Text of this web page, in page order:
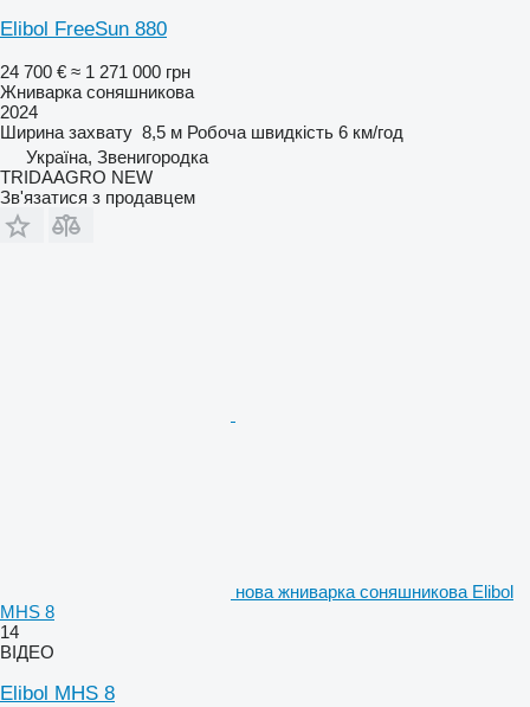
Elibol FreeSun 880
24 700 € ≈ 1 271 000 грн
Жниварка соняшникова
2024
Ширина захвату 8,5 м Робоча швидкість 6 км/год
Україна, Звенигородка
TRIDAAGRO NEW
Зв'язатися з продавцем
нова жниварка соняшникова Elibol
MHS 8
14
ВІДЕО
Elibol MHS 8